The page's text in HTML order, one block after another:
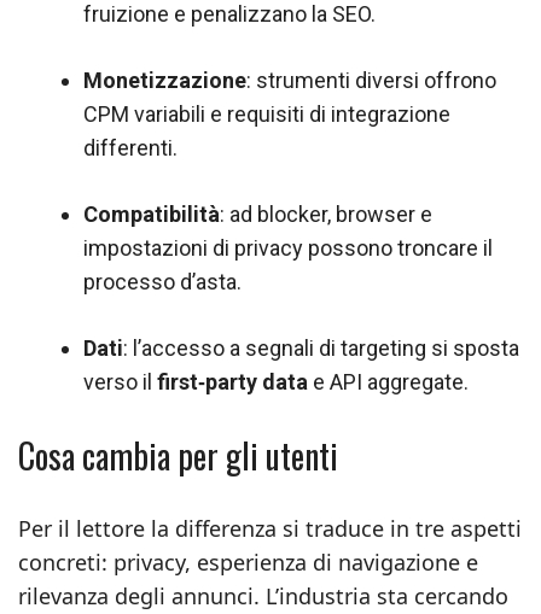
fruizione e penalizzano la SEO.
Monetizzazione: strumenti diversi offrono
CPM variabili e requisiti di integrazione
differenti.
Compatibilità: ad blocker, browser e
impostazioni di privacy possono troncare il
processo d’asta.
Dati: l’accesso a segnali di targeting si sposta
verso il first‑party data e API aggregate.
Cosa cambia per gli utenti
Per il lettore la differenza si traduce in tre aspetti
concreti: privacy, esperienza di navigazione e
rilevanza degli annunci. L’industria sta cercando